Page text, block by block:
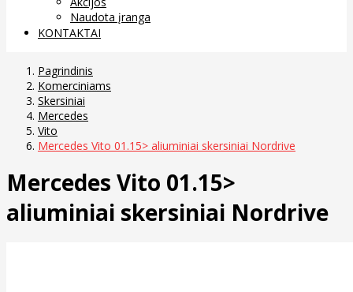
Naudota įranga
KONTAKTAI
Pagrindinis
Komerciniams
Skersiniai
Mercedes
Vito
Mercedes Vito 01.15> aliuminiai skersiniai Nordrive
Mercedes Vito 01.15>
aliuminiai skersiniai Nordrive